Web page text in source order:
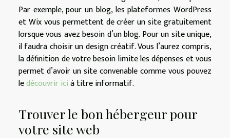
Par exemple, pour un blog, les plateformes WordPress
et Wix vous permettent de créer un site gratuitement
lorsque vous avez besoin d’un blog. Pour un site unique,
il faudra choisir un design créatif. Vous l’aurez compris,
la définition de votre besoin limite les dépenses et vous
permet d’avoir un site convenable comme vous pouvez
ledécouvrir icià titre informatif.
Trouver le bon hébergeur pour
votre site web